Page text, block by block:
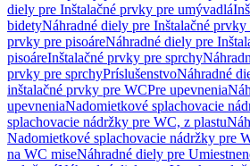
diely pre Inštalačné prvky pre umývadlá
bidetyNáhradné diely pre Inštalačné
prvky pre pisoáreNáhradné diely pre
pisoáreInštalačné prvky pre sprchy
prvky pre sprchyPríslušenstvoNáhradné
inštalačné prvky pre WCPre upevnenia
upevneniaNadomietkové splachovacie
splachovacie nádržky pre WC, z plastu
Nadomietkové splachovacie nádržky pre
na WC miseNáhradné diely pre